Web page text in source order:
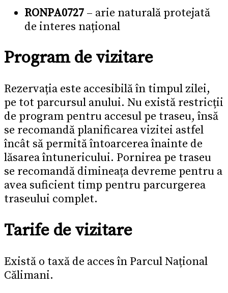
RONPA0727 – arie naturală protejată
de interes național
Program de vizitare
Rezervația este accesibilă în timpul zilei,
pe tot parcursul anului. Nu există restricții
de program pentru accesul pe traseu, însă
se recomandă planificarea vizitei astfel
încât să permită întoarcerea înainte de
lăsarea întunericului. Pornirea pe traseu
se recomandă dimineața devreme pentru a
avea suficient timp pentru parcurgerea
traseului complet.
Tarife de vizitare
Există o taxă de acces în Parcul Național
Călimani.